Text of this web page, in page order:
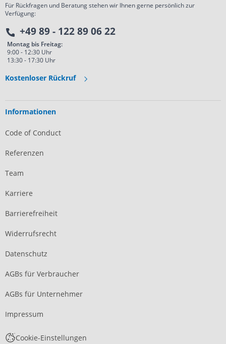
Für Rückfragen und Beratung stehen wir Ihnen gerne persönlich zur
Verfügung:
+49 89 - 122 89 06 22
Montag bis Freitag:
9:00 - 12:30 Uhr
13:30 - 17:30 Uhr
Kostenloser Rückruf
Informationen
Code of Conduct
Referenzen
Team
Karriere
Barrierefreiheit
Widerrufsrecht
Datenschutz
AGBs für Verbraucher
AGBs für Unternehmer
Impressum
Cookie-Einstellungen